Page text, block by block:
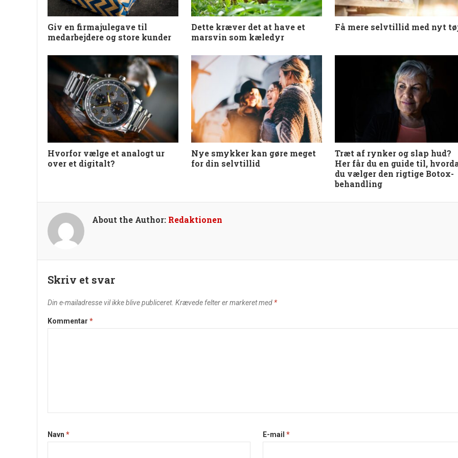
Giv en firmajulegave til
medarbejdere og store kunder
Dette kræver det at have et
marsvin som kæledyr
Få mere selvtillid med nyt
Hvorfor vælge et analogt ur
over et digitalt?
Nye smykker kan gøre meget
for din selvtillid
Træt af rynker og slap hud?
Her får du en guide til,
du vælger den rigtige Botox-
behandling
About the Author: Redaktionen
Skriv et svar
Din e-mailadresse vil ikke blive publiceret. Krævede felter er markeret med *
Kommentar *
Navn * E-mail*